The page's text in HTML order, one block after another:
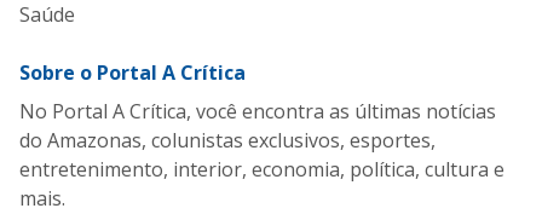
Saúde
Sobre o Portal A Crítica
No Portal A Crítica, você encontra as últimas notícias
do Amazonas, colunistas exclusivos, esportes,
entretenimento, interior, economia, política, cultura e
mais.